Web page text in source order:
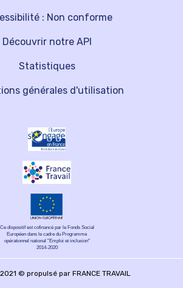
Découvrir notre API
Statistiques
: Non conforme
générales d'utilisation
Ce dispositif est cofinancé par le Fonds Social
Européen dans le cadre du Programme
opérationnel national "Emploi et inclusion"
2014-2020
© propulsé par FRANCE TRAVAIL